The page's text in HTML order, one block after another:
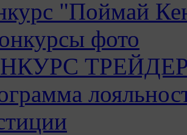
"Поймай
фото